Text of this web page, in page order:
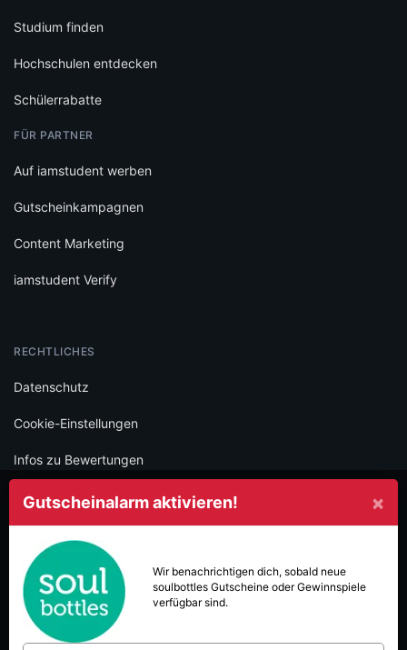
×
Gutscheinalarm aktivieren!
Wir benachrichtigen dich, sobald neue
soulbottlesGutscheine oder Gewinnspiele
verfügbar sind.
Studium finden
Hochschulen entdecken
Schülerrabatte
FÜR PARTNER
Auf iamstudent werben
Gutscheinkampagnen
Content Marketing
iamstudent Verify
RECHTLICHES
Datenschutz
Cookie-Einstellungen
Infos zu Bewertungen
AGB
SOCIAL
Folge iamstudent und verpasse keine Deals mehr.